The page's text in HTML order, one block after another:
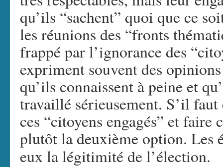
qu’ils “sachent” quoi que ce
les réunions des “fronts
frappé par l’ignorance des
expriment souvent des
qu’ils connaissent à peine et
travaillé sérieusement. S’il
ces “citoyens engagés” et
plutôt la deuxième option. Les
eux la légitimité de l’élection.